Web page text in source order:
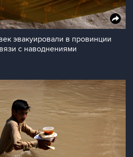
эвакуировали в провинции
с наводнениями